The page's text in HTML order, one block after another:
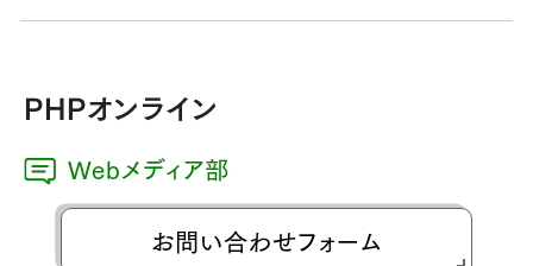
PHPオンライン
Webメディア部
お問い合わせフォーム